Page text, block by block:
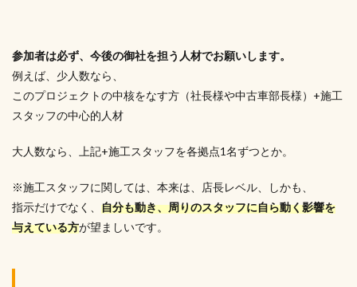
参加者は必ず、今後の御社を担う人材でお願いします。
例えば、少人数なら、
このプロジェクトの中核をなす方（社長様や中古車部長様）+施工
スタッフの中心的人材
大人数なら、上記+施工スタッフを各拠点1名ずつとか。
※施工スタッフに関しては、本来は、店長レベル、しかも、
指示だけでなく、 自分も動き、周りのスタッフに自ら動く影響を
与えている方が望ましいです。